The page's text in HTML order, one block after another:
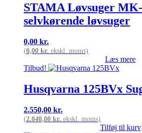
STAMA Løvsuger
selvkørende løvsuger
0,00 kr.
(0,00 kr. ekskl. moms)
Læs mere
Tilbud!
Husqvarna 125BVx
2.550,00 kr.
(2.040,00 kr. ekskl. moms)
Tilføj til kurv